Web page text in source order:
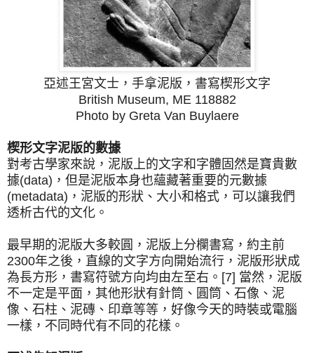
亞述王宮文士，手拿泥版，書寫楔形文字
British Museum, ME 118882
Photo by Greta Van Buylaere
楔形文字泥版的數據
對考古學家來說，泥版上的文字和字體固然是寶貴數
據(data)，但是泥版本身也蘊藏著重要的元數據
(metadata)，泥版的形狀、大小和格式，可以讓我們
透析古代的文化。
最早期的泥版大多較圓，泥版上分欄書寫，約主前
2300年之後，直線的文字方向開始流行，泥版形狀成
為長方形，書寫符號方向均由左至右。[7] 當然，泥版
不一定是平面，其他形狀有針筒、圓筒、石像、泥
像、石柱、泥磚、印章等等，好像今天的時裝或電腦
一樣，不同時代有不同的花樣。